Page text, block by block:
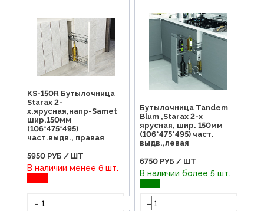
KS-150R Бутылочница
Starax 2-
х.ярусная,напр-Samet
шир.150мм
(106*475*495)
част.выдв., правая
5950 РУБ / ШТ
В наличии менее 6 шт.
-
Бутылочница Tandem
Blum ,Starax 2-х
ярусная, шир. 150мм
(106*475*495) част.
выдв.,левая
6750 РУБ / ШТ
В наличии более 5 шт.
-